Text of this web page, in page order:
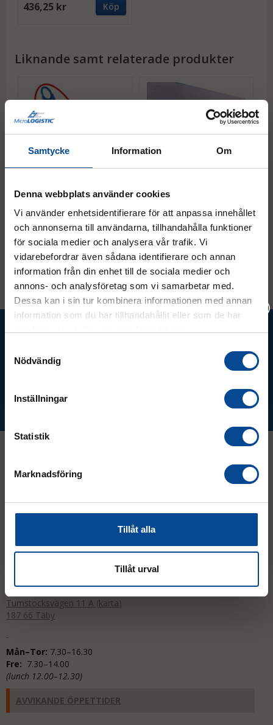
Samtycke Information Om
Denna webbplats använder cookies
Vi använder enhetsidentifierare för att anpassa innehållet
och annonserna till användarna, tillhandahålla funktioner
för sociala medier och analysera vår trafik. Vi
vidarebefordrar även sådana identifierare och annan
information från din enhet till de sociala medier och
annons- och analysföretag som vi samarbetar med.
Dessa kan i sin tur kombinera informationen med annan
information som du har tillhandahållit eller som de har
Nödvändig
Inställningar
Statistik
Marknadsföring
Tillåt alla
Tillåt urval
436,25 kr Köp
Liknande samt relaterade produkter
Dragögla påsvetsad för
Dragöglans hål Ø 35 mm
436,25 kr Köp
Koppling med dragstång
plattformsvagnar
Bultdiameter 30 mm
981,25 kr
Kontakt
order@micrologistic.com
support@micrologistic.com
Tumstocksvägen 11 A (karta)
187 66 Täby
Mån–Tor: 7.30–16.30
Fre: 7.30–14.00
(lunch 12.00–12.30)
AVVIKANDE ÖPPETTIDER